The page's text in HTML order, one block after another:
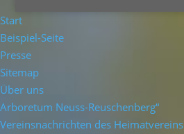
Start
Beispiel-Seite
Presse
Sitemap
Über uns
Arboretum Neuss-Reuschenberg“
Vereinsnachrichten des Heimatvereins